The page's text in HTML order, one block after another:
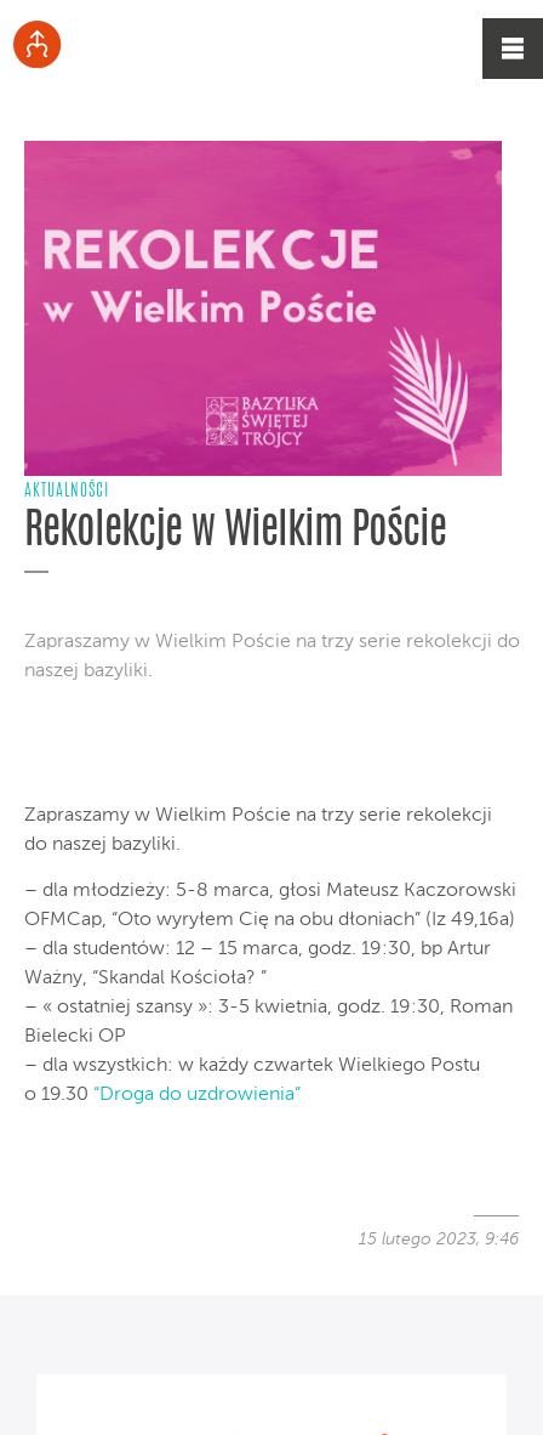
AKTUALNOŚCI
Rekolekcje w Wielkim Poście
Zapraszamy w Wielkim Poście na trzy serie rekolekcji do
naszej bazyliki.
Zapraszamy w Wielkim Poście na trzy serie rekolekcji
do naszej bazyliki.
– dla młodzieży: 5-8 marca, głosi Mateusz Kaczorowski
OFMCap, “Oto wyryłem Cię na obu dłoniach” (Iz 49,16a)
– dla studentów: 12 – 15 marca, godz. 19:30, bp Artur
Ważny, “Skandal Kościoła? ”
– « ostatniej szansy »: 3-5 kwietnia, godz. 19:30, Roman
Bielecki OP
– dla wszystkich: w każdy czwartek Wielkiego Postu
o 19.30 “Droga do uzdrowienia”
15 lutego 2023, 9:46